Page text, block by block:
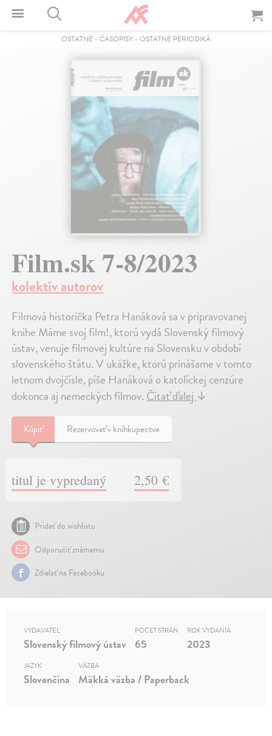
OSTATNÉ - ČASOPISY - OSTATNÉ PERIODIKÁ
Film.sk 7-8/2023
kolektív autorov
Filmová historička Petra Hanáková sa v pripravovanej
knihe Máme svoj film!, ktorú vydá Slovenský filmový
ústav, venuje filmovej kultúre na Slovensku v období
slovenského štátu. V ukážke, ktorú prinášame v tomto
letnom dvojčísle, píše Hanáková o katolíckej cenzúre
dokonca aj nemeckých filmov.Čítať ďalej↓
Kúpiť Rezervovať v kníhkupectve
titul je vypredaný 2,50 €
Pridať do wishlistu
Odporučiť známemu
Zdielať na Facebooku
VYDAVATEĽ
Slovenský filmový ústav
POČET STRÁN
65
ROK VYDANIA
2023
JAZYK
Slovenčina
VÄZBA
Mäkká väzba / Paperback